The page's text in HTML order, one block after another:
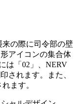
の際に司令部の壁
アイコンの集合体
は「02」、NERV
されます。また、
ます。